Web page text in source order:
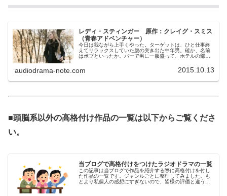
レディ・スティンガー 原作：クレイグ・スミス
（青春アドベンチャー）
今日は我ながら上手くやった。ターゲットは、ひと仕事終
えてリラックスしていた腹の突き出た中年男。確か、名前
はボブといったか。バーで男に一服盛って、ホテルの部屋
うとおりではある。しかし警察に捕まるリスクを冒してい
るのはこの私、マギーだ。バリーごときに楽な仕事などと
め込まれて、今日は、2回目の「仕事」をする羽目になって
と、とびきりのいい男が座っていた。目つきが鋭すぎるの
audiodrama-note.com 2015.10.13
■頭脳系以外の高格付け作品の一覧は以下からご覧くださ
い。
当ブログで高格付けをつけたラジオドラマの一覧
この記事は当ブログで作品を紹介する際に高格付けを付し
た作品の一覧です。ジャンルごとに整理してみました。も
とより私個人の感想にすぎないので、皆様の評価と違う場